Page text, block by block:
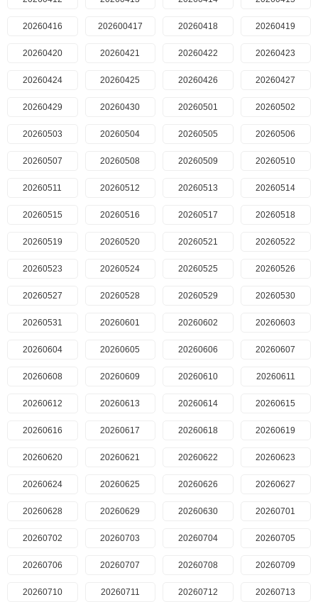
20260416 202600417 20260418 20260419
20260420 20260421 20260422 20260423
20260424 20260425 20260426 20260427
20260429 20260430 20260501 20260502
20260503 20260504 20260505 20260506
20260507 20260508 20260509 20260510
20260511 20260512 20260513 20260514
20260515 20260516 20260517 20260518
20260519 20260520 20260521 20260522
20260523 20260524 20260525 20260526
20260527 20260528 20260529 20260530
20260531 20260601 20260602 20260603
20260604 20260605 20260606 20260607
20260608 20260609 20260610 20260611
20260612 20260613 20260614 20260615
20260616 20260617 20260618 20260619
20260620 20260621 20260622 20260623
20260624 20260625 20260626 20260627
20260628 20260629 20260630 20260701
20260702 20260703 20260704 20260705
20260706 20260707 20260708 20260709
20260710 20260711 20260712 20260713